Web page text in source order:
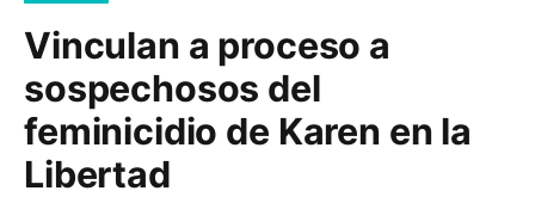
Vinculan a proceso a
sospechosos del
feminicidio de Karen en la
Libertad